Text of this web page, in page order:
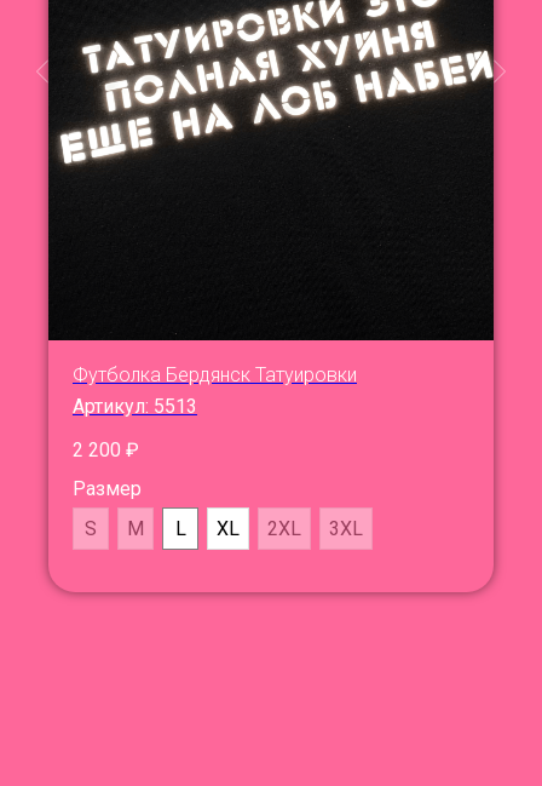
Футболка Бердянск Татуировки
Артикул: 5513
2 200 ₽
Размер
S
M L XL 2XL 3XL